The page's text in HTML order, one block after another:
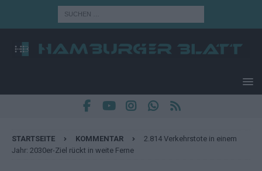
STARTSEITE KOMMENTAR
2.814 Verkehrstote in einem
Jahr: 2030er-Ziel rückt in weite Ferne